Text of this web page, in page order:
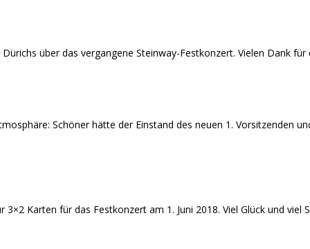
über das vergangene Steinway-Festkonzert. Vielen Dank
Schöner hätte der Einstand des neuen 1. Vorsitzenden
Karten für das Festkonzert am 1. Juni 2018. Viel Glück und